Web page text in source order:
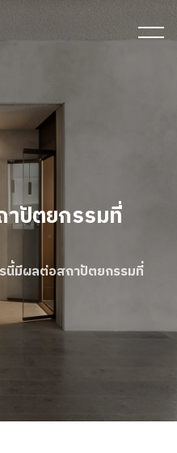
าปัตยกรรมที่
นี้มีผลต่อสถาปัตยกรรมที่